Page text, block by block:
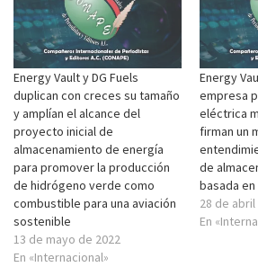
Energy Vault y DG Fuels
duplican con creces su tamaño
y amplían el alcance del
proyecto inicial de
almacenamiento de energía
para promover la producción
de hidrógeno verde como
combustible para una aviación
sostenible
13 de mayo de 2022
En «Internacional»
Energy
empresa
eléctrica
firman un
de
basada
28 de
En